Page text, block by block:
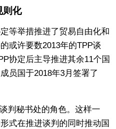
则化
等举措推进了贸易自由化和
或许要数2013年的TPP谈
协定后主导推进其余11个国
员国于2018年3月签署了
判秘书处的角色。这样一
式在推进谈判的同时推动国